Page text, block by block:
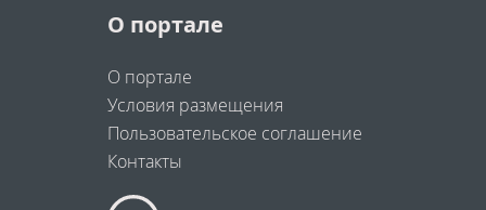
О портале
О портале
Условия размещения
Пользовательское соглашение
Контакты